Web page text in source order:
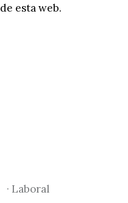
de esta web.
· Laboral